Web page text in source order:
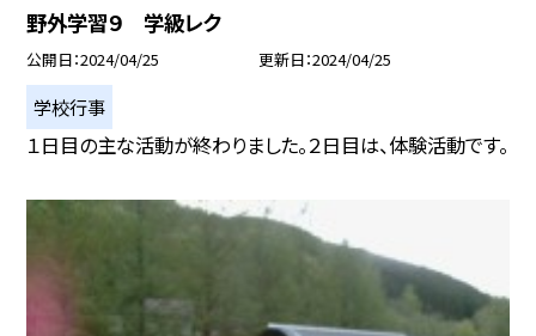
野外学習９ 学級レク
公開日 2024/04/25 更新日 2024/04/25
学校行事
１日目の主な活動が終わりました。２日目は、体験活動です。